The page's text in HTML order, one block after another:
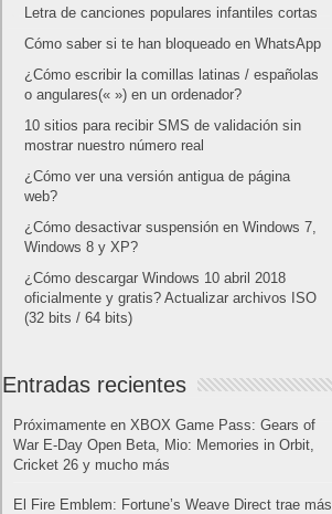
Letra de canciones populares infantiles cortas
Cómo saber si te han bloqueado en WhatsApp
¿Cómo escribir la comillas latinas / españolas
o angulares(« ») en un ordenador?
10 sitios para recibir SMS de validación sin
mostrar nuestro número real
¿Cómo ver una versión antigua de página
web?
¿Cómo desactivar suspensión en Windows 7,
Windows 8 y XP?
¿Cómo descargar Windows 10 abril 2018
oficialmente y gratis? Actualizar archivos ISO
(32 bits / 64 bits)
Entradas recientes
Próximamente en XBOX Game Pass: Gears of
War E-Day Open Beta, Mio: Memories in Orbit,
Cricket 26 y mucho más
El Fire Emblem: Fortune’s Weave Direct trae más